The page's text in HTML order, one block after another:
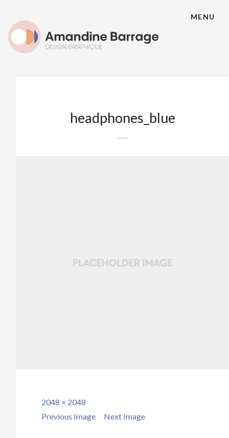
MENU
headphones_blue
Full
size
2048 × 2048
Previous Image
Next Image